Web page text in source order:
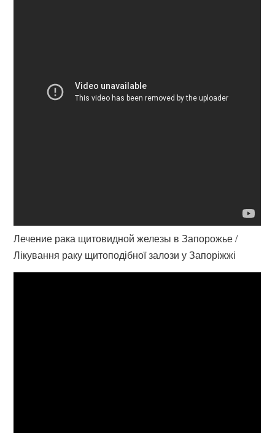
Лечение рака щитовидной железы в Запорожье /
Лікування раку щитоподібної залози у Запоріжжі